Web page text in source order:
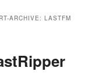
ARCHIVE:LASTFM